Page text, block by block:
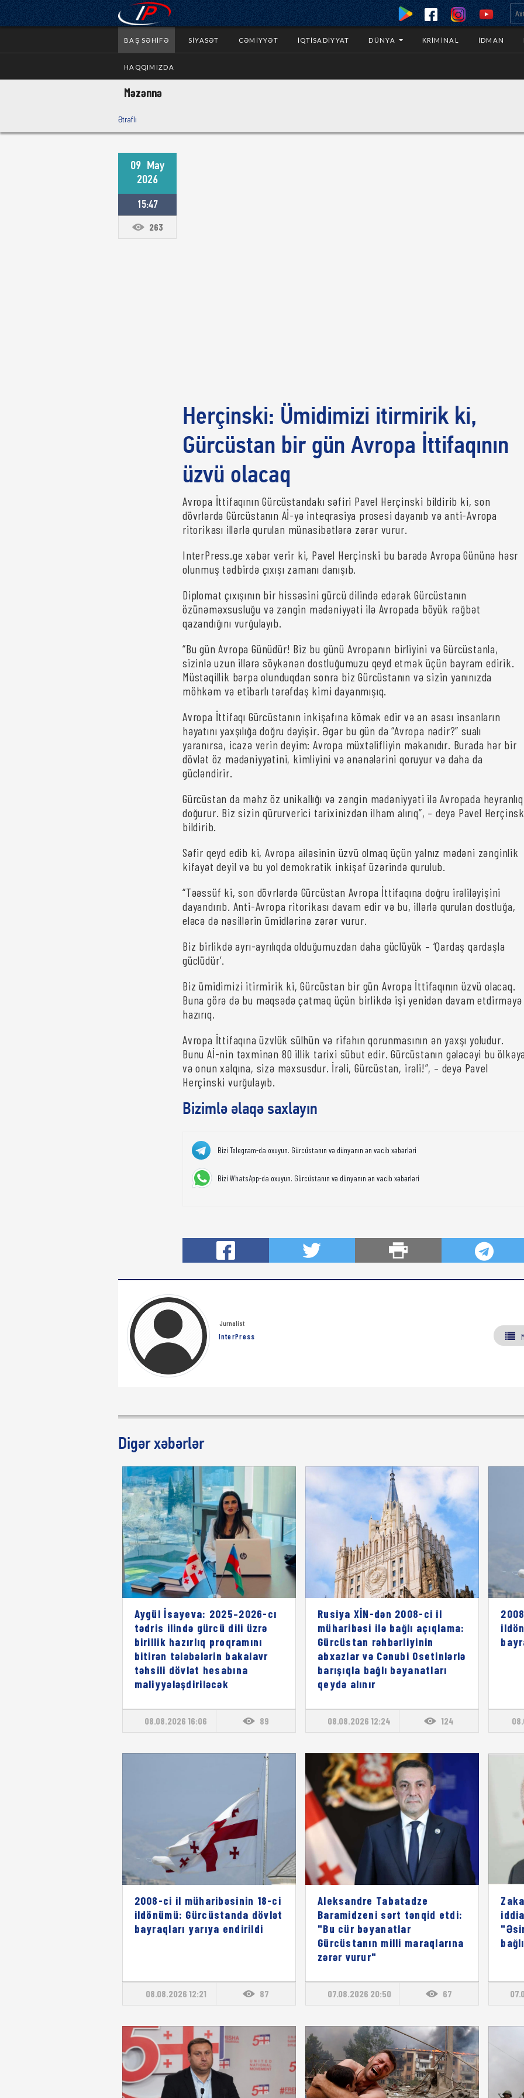
BAŞ SƏHIFƏ SIYASƏT CƏMIYYƏT İQTISADIYYAT DÜNYA KRIMINAL İDMAN
HAQQIMIZDA
Məzənnə
Ətraflı
09 May
2026
15:47
263
Herçinski: Ümidimizi itirmirik ki,
Gürcüstan bir gün Avropa İttifaqının
üzvü olacaq
Avropa İttifaqının Gürcüstandakı səfiri Pavel Herçinski bildirib ki, son
dövrlərdə Gürcüstanın Aİ-yə inteqrasiya prosesi dayanıb və anti-Avropa
ritorikası illərlə qurulan münasibətlərə zərər vurur.
InterPress.ge xəbər verir ki, Pavel Herçinski bu barədə Avropa Gününə həsr
olunmuş tədbirdə çıxışı zamanı danışıb.
Diplomat çıxışının bir hissəsini gürcü dilində edərək Gürcüstanın
özünəməxsusluğu və zəngin mədəniyyəti ilə Avropada böyük rəğbət
qazandığını vurğulayıb.
“Bu gün Avropa Günüdür! Biz bu günü Avropanın birliyini və Gürcüstanla,
sizinlə uzun illərə söykənən dostluğumuzu qeyd etmək üçün bayram edirik.
Müstəqillik bərpa olunduqdan sonra biz Gürcüstanın və sizin yanınızda
möhkəm və etibarlı tərəfdaş kimi dayanmışıq.
Avropa İttifaqı Gürcüstanın inkişafına kömək edir və ən əsası insanların
həyatını yaxşılığa doğru dəyişir. Əgər bu gün də “Avropa nədir?” sualı
yaranırsa, icazə verin deyim: Avropa müxtəlifliyin məkanıdır. Burada hər bir
dövlət öz mədəniyyətini, kimliyini və ənənələrini qoruyur və daha da
gücləndirir.
Gürcüstan da məhz öz unikallığı və zəngin mədəniyyəti ilə Avropada heyranlıq
doğurur. Biz sizin qürurverici tarixinizdən ilham alırıq”, – deyə Pavel
bildirib.
Səfir qeyd edib ki, Avropa ailəsinin üzvü olmaq üçün yalnız mədəni zənginlik
kifayət deyil və bu yol demokratik inkişaf üzərində qurulub.
“Təəssüf ki, son dövrlərdə Gürcüstan Avropa İttifaqına doğru irəliləyişini
dayandırıb. Anti-Avropa ritorikası davam edir və bu, illərlə qurulan dostluğa,
eləcə də nəsillərin ümidlərinə zərər vurur.
Biz birlikdə ayrı-ayrılıqda olduğumuzdan daha güclüyük – ‘Qardaş qardaşla
güclüdür’.
Biz ümidimizi itirmirik ki, Gürcüstan bir gün Avropa İttifaqının üzvü olacaq.
Buna görə də bu məqsədə çatmaq üçün birlikdə işi yenidən davam etdirməyə
hazırıq.
Avropa İttifaqına üzvlük sülhün və rifahın qorunmasının ən yaxşı yoludur.
Bunu Aİ-nin təxminən 80 illik tarixi sübut edir. Gürcüstanın gələcəyi bu
və onun xalqına, sizə məxsusdur. İrəli, Gürcüstan, irəli!”, – deyə Pavel
Herçinski vurğulayıb.
Bizimlə əlaqə saxlayın
Bizi Telegram-da oxuyun. Gürcüstanın və dünyanın ən vacib xəbərləri
Bizi WhatsApp-da oxuyun. Gürcüstanın və dünyanın ən vacib xəbərləri
Jurnalist
InterPress
Digər xəbərlər
Aygül İsayeva: 2025–2026-cı
tədris ilində gürcü dili üzrə
birillik hazırlıq proqramını
bitirən tələbələrin bakalavr
təhsili dövlət hesabına
maliyyələşdiriləcək
08.08.2026 16:06 89
Rusiya XİN-dən 2008-ci il
müharibəsi ilə bağlı açıqlama:
Gürcüstan rəhbərliyinin
abxazlar və Cənubi Osetinlərlə
barışıqla bağlı bəyanatları
qeydə alınır
08.08.2026 12:24 124
2008-ci il müharibəsinin 18-ci
ildönümü: Gürcüstanda dövlət
bayraqları yarıya endirildi
08.08.2026 12:21 87
Aleksandre Tabatadze
Baramidzeni sərt tənqid etdi:
"Bu cür bəyanatlar
Gürcüstanın milli maraqlarına
zərər vurur"
07.08.2026 20:50 67